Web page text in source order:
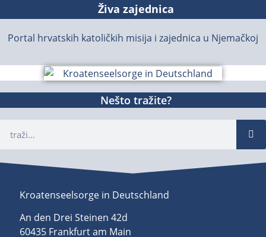
Živa zajednica
Portal hrvatskih katoličkih misija i zajednica u Njemačkoj
Nešto tražite?
Kroatenseelsorge in Deutschland
An den Drei Steinen 42d
60435 Frankfurt am Main